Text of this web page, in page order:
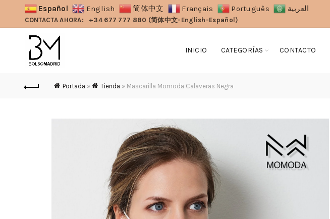
Español English 简体中文 Français Português العربية
CONTACTA AHORA: +34 677 777 880 (简体中文-English-Español)
INICIO CATEGORÍAS CONTACTO
Portada » Tienda » Mascarilla Momoda Calaveras Negra